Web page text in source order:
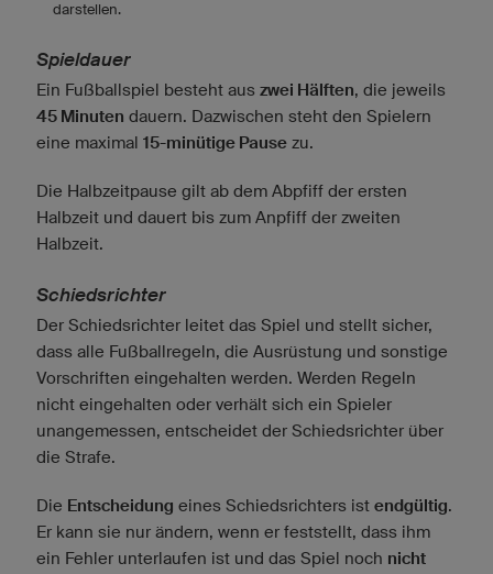
darstellen.
Spieldauer
Ein Fußballspiel besteht aus zwei Hälften, die jeweils
45 Minuten dauern. Dazwischen steht den Spielern
eine maximal 15-minütige Pause zu.
Die Halbzeitpause gilt ab dem Abpfiff der ersten
Halbzeit und dauert bis zum Anpfiff der zweiten
Halbzeit.
Schiedsrichter
Der Schiedsrichter leitet das Spiel und stellt sicher,
dass alle Fußballregeln, die Ausrüstung und sonstige
Vorschriften eingehalten werden. Werden Regeln
nicht eingehalten oder verhält sich ein Spieler
unangemessen, entscheidet der Schiedsrichter über
die Strafe.
Die Entscheidung eines Schiedsrichters ist endgültig.
Er kann sie nur ändern, wenn er feststellt, dass ihm
ein Fehler unterlaufen ist und das Spiel noch nicht